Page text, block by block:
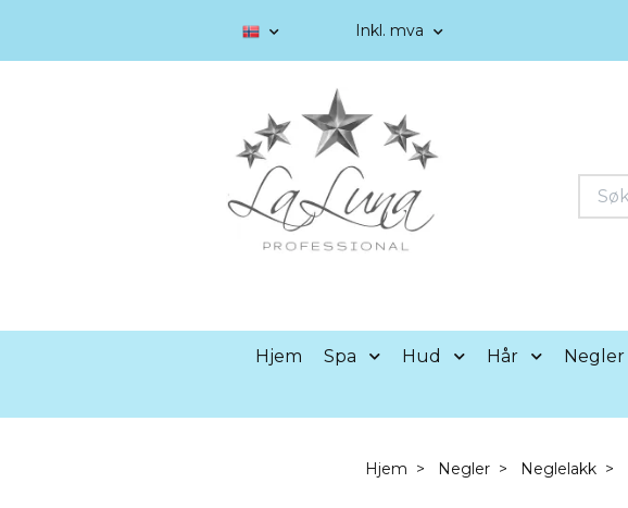
Inkl. mva
Hjem Spa Hud Hår Negler
Hjem Negler Neglelakk